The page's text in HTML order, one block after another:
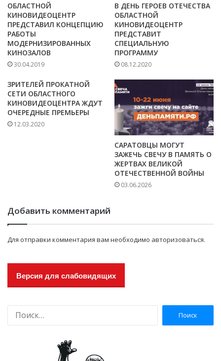
ОБЛАСТНОЙ
КИНОВИДЕОЦЕНТР
ПРЕДСТАВИЛ КОНЦЕПЦИЮ
РАБОТЫ
МОДЕРНИЗИРОВАННЫХ
КИНОЗАЛОВ
30.04.2019
В ДЕНЬ ГЕРОЕВ ОТЕЧЕСТВА
ОБЛАСТНОЙ
КИНОВИДЕОЦЕНТР
ПРЕДСТАВИТ
СПЕЦИАЛЬНУЮ
ПРОГРАММУ
08.12.2020
ЗРИТЕЛЕЙ ПРОКАТНОЙ
СЕТИ ОБЛАСТНОГО
КИНОВИДЕОЦЕНТРА ЖДУТ
ОЧЕРЕДНЫЕ ПРЕМЬЕРЫ
12.03.2020
САРАТОВЦЫ МОГУТ
ЗАЖЕЧЬ СВЕЧУ В ПАМЯТЬ О
ЖЕРТВАХ ВЕЛИКОЙ
ОТЕЧЕСТВЕННОЙ ВОЙНЫ
03.06.2026
Добавить комментарий
Для отправки комментария вам необходимо авторизоваться.
Версия для слабовидящих